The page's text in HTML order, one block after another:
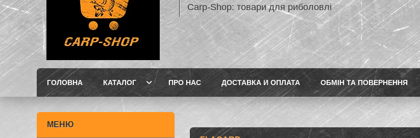
Carp-Shop: товари для риболовлі
ГОЛОВНА КАТАЛОГ ПРО НАС ДОСТАВКА И ОПЛАТА ОБМІН ТА ПОВЕРНЕННЯ